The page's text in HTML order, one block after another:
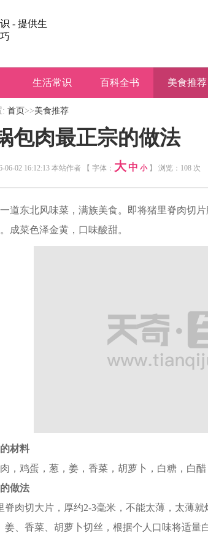
生活常识 百科全书 美食推荐
: 首页>>美食推荐
包肉最正宗的做法
06-02 16:12:13 本站作者 【 字体： 大 中 小】 浏览：108 次
道东北风味菜，满族美食。即将猪里脊肉切
成菜色泽金黄，口味酸甜。
材料
肉， 鸡蛋 ，葱，姜， 香菜 ， 胡萝卜 ，白糖，白醋
做法
脊肉切大片，厚约2-3毫米，不能太薄，太薄就
、 香菜 胡萝卜切丝，根据个人口味将适量